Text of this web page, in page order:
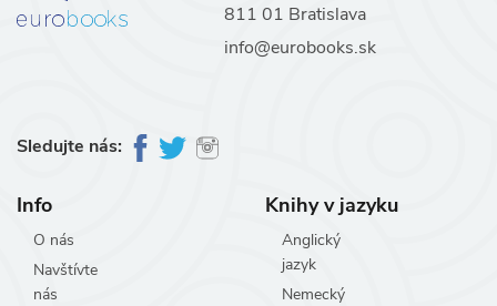
811 01 Bratislava
info@eurobooks.sk
Sledujte nás:
Info
O nás
Navštívte
nás
Knihy v jazyku
Anglický
jazyk
Nemecký